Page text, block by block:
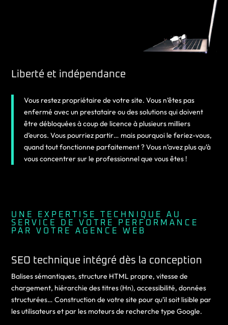
Liberté et indépendance
Vous restez propriétaire de votre site. Vous n’êtes pas
enfermé avec un prestataire ou des solutions qui doivent
être débloquées à coup de licence à plusieurs milliers
d’euros. Vous pourriez partir… mais pourquoi le feriez-vous,
quand tout fonctionne parfaitement ? Vous n’avez plus qu’à
vous concentrer sur le professionnel que vous êtes !
UNE EXPERTISE TECHNIQUE AU
SERVICE DE VOTRE PERFORMANCE
PAR VOTRE AGENCE WEB
SEO technique intégré dès la conception
Balises sémantiques, structure HTML propre, vitesse de
chargement, hiérarchie des titres (Hn), accessibilité, données
structurées… Construction de votre site pour qu’il soit lisible par
les utilisateurs et par les moteurs de recherche type Google.